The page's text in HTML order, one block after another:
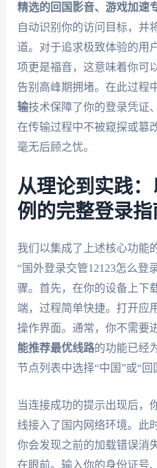
精选的回国影音、游戏加速
自动识别你的访问目标，并
道。对于追求极致体验的用
项更是福音，这意味着你可
告别高峰期拥堵。在此过程中
输技术保障了你的登录凭证
在传输过程中不被窥探或篡
毫无后顾之忧。
从理论到实践
例的完整登录指
我们以集成了上述核心功能
“国外登录交管12123怎么登
骤。首先，在你的设备上下
端，过程简单快捷。打开应
操作界面。通常，你不需要
能推荐最优线路的功能已经
节点列表中选择“中国”或“回
当连接成功的提示出现后，
线接入了国内网络环境。此
你会发现之前的加载错误消
在眼前。输入你的身份证号